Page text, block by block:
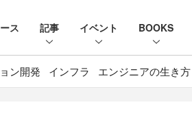
ス 記事 イベント BOOKS
ン開発 インフラ エンジニアの生き方